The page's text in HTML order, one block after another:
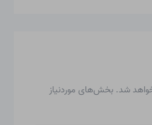
شد. بخش‌های موردنیاز